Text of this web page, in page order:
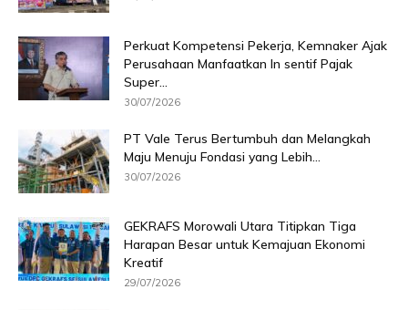
Perkuat Kompetensi Pekerja, Kemnaker Ajak
Perusahaan Manfaatkan In sentif Pajak
Super...
30/07/2026
PT Vale Terus Bertumbuh dan Melangkah
Maju Menuju Fondasi yang Lebih...
30/07/2026
GEKRAFS Morowali Utara Titipkan Tiga
Harapan Besar untuk Kemajuan Ekonomi
Kreatif
29/07/2026